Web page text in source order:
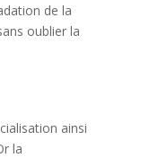
de la
oublier la
ainsi
la